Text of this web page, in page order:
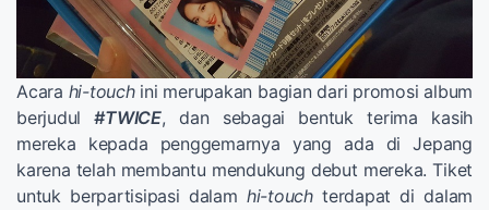
Acara hi-touchini merupakan bagian dari promosi album
berjudul#TWICE, dan sebagai bentuk terima kasih
mereka kepada penggemarnya yang ada di Jepang
karena telah membantu mendukung debut mereka. Tiket
untuk berpartisipasi dalam hi-touchterdapat di dalam